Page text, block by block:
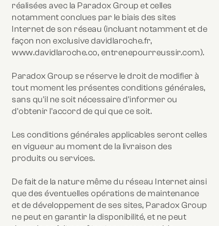
réalisées avec la Paradox Group et celles
notamment conclues par le biais des sites
Internet de son réseau (incluant notamment et de
façon non exclusive davidlaroche.fr,
www.davidlaroche.co, entrenepourreussir.com).
Paradox Group se réserve le droit de modifier à
tout moment les présentes conditions générales,
sans qu'il ne soit nécessaire d'informer ou
d'obtenir l'accord de qui que ce soit.
Les conditions générales applicables seront celles
en vigueur au moment de la livraison des
produits ou services.
De fait de la nature même du réseau Internet ainsi
que des éventuelles opérations de maintenance
et de développement de ses sites, Paradox Group
ne peut en garantir la disponibilité, et ne peut